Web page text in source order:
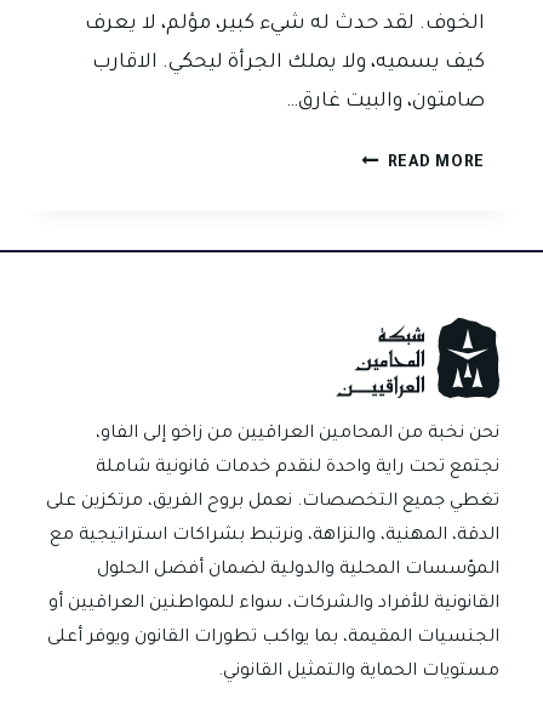
الخوف. لقد حدث له شيء كبير، مؤلم، لا يعرف
كيف يسميه، ولا يملك الجرأة ليحكي. الاقارب
صامتون، والبيت غارق…
READ MORE لام
الفاضح
والاغتصاب
في
القانون
العراقي…
ما
الفرق
يخاف
الضحايا
من
الحديث؟
نحن نخبة من المحامين العراقيين من زاخو إلى الفاو،
نجتمع تحت راية واحدة لنقدم خدمات قانونية شاملة
تغطي جميع التخصصات. نعمل بروح الفريق، مرتكزين على
الدقة، المهنية، والنزاهة، ونرتبط بشراكات استراتيجية مع
المؤسسات المحلية والدولية لضمان أفضل الحلول
القانونية للأفراد والشركات، سواء للمواطنين العراقيين أو
الجنسيات المقيمة، بما يواكب تطورات القانون ويوفر أعلى
مستويات الحماية والتمثيل القانوني.